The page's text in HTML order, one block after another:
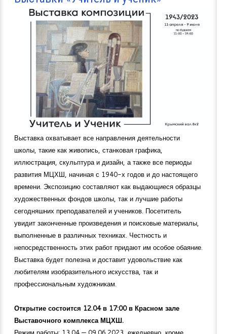
Выставка охватывает все направления деятельности
школы, такие как живопись, станковая графика,
иллюстрация, скульптура и дизайн, а также все периоды
развития МЦХШ, начиная с 1940-х годов и до настоящего
времени. Экспозицию составляют как выдающиеся образцы
художественных фондов школы, так и лучшие работы
сегодняшних преподавателей и учеников. Посетитель
увидит законченные произведения и поисковые материалы,
выполненные в различных техниках. Честность и
непосредственность этих работ придают им особое обаяние.
Выставка будет полезна и доставит удовольствие как
любителям изобразительного искусства, так и
профессиональным художникам.
Открытие состоится 12.04 в 17:00 в Красном зале
Выставочного комплекса МЦХШ.